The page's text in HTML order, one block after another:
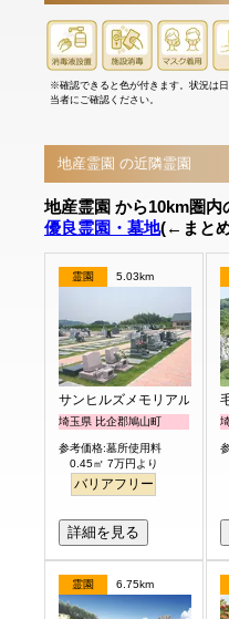
※確認できると色が付きます。状況は
当者にご確認ください。
地産霊園 の近隣霊園
地産霊園 から10km圏内
優良霊園・墓地(←まと
霊園 5.03km
サンヒルズメモリアルガー
埼玉県 比企郡鳩山町
参考価格:墓所使用料
0.45㎡ 7万円より
バリアフリー
詳細を見る
霊園 6.75km